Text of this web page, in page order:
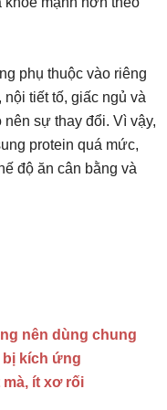
phụ thuộc vào riêng
tiết tố, giấc ngủ và
sự thay đổi. Vì vậy,
protein quá mức,
độ ăn cân bằng và
nên dùng chung
bị kích ứng
ít xơ rối